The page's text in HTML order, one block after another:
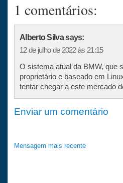
1 comentários:
Alberto Silvasays:
12 de julho de 2022 às 21:15
O sistema atual da BMW, que
proprietário e baseado em
tentar chegar a este mercado
Enviar um comentário
Mensagem mais recente